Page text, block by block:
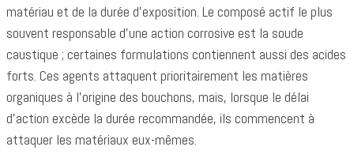
matériau et de la durée d’exposition. Le composé actif le plus
souvent responsable d’une action corrosive est la soude
caustique ; certaines formulations contiennent aussi des acides
forts. Ces agents attaquent prioritairement les matières
organiques à l’origine des bouchons, mais, lorsque le délai
d’action excède la durée recommandée, ils commencent à
attaquer les matériaux eux-mêmes.